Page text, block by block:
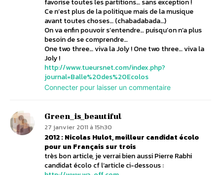
favorise toutes les partitions… sans exception !
Ce n’est plus de la politique mais de la musique
avant toutes choses… (chabadabada…)
On va enfin pouvoir s’entendre… puisqu’on n’a plus
besoin de se comprendre…
One two three… viva la Joly ! One two three… viva la
Joly !
http://www.tueursnet.com/index.php?
journal=Balle%20des%20Ecolos
Connecter pour laisser un commentaire
Green_is_beautiful
27 janvier 2011 à 15h30
2012 : Nicolas Hulot, meilleur candidat écolo
pour un Français sur trois
très bon article, je verrai bien aussi Pierre Rabhi
candidat écolo cf l’article ci-dessous :